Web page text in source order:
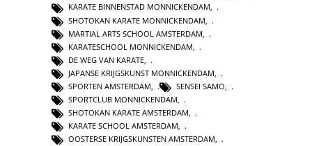
KARATE BINNENSTAD MONNICKENDAM,
SHOTOKAN KARATE MONNICKENDAM
MARTIAL ARTS SCHOOL AMSTERDAM
KARATESCHOOL MONNICKENDAM
DE WEG VAN KARATE
JAPANSE KRIJGSKUNST MONNICKENDAM
SPORTEN AMSTERDAM
SENSEI SAMO
SPORTCLUB MONNICKENDAM
SHOTOKAN KARATE AMSTERDAM
KARATE SCHOOL AMSTERDAM,
OOSTERSE KRIJGSKUNSTEN AMSTERDAM,